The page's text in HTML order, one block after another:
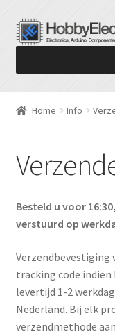
Ga
door
navigatie
Ga
naar
inhoud
Home Info
Besteld u voor
verstuurd op
tracking code
levertijd 1-2
Nederland. Bij elk
verzendmethode